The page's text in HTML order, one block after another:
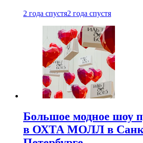
2 года спустя2 года спустя
Большое модное шоу
в ОХТА МОЛЛ в